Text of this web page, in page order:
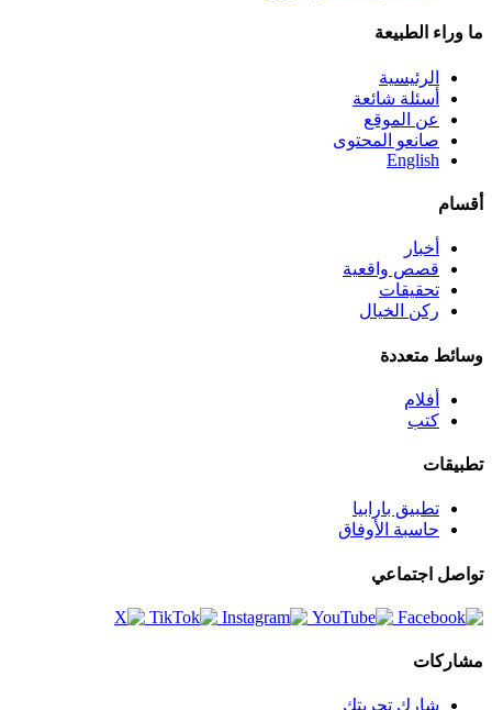
ما وراء الطبيعة
الرئيسية
أسئلة شائعة
عن الموقع
صانعو المحتوى
English
أقسام
أخبار
قصص واقعية
تحقيقات
ركن الخيال
وسائط متعددة
أفلام
كتب
تطبيقات
تطبيق بارابيا
حاسبة الأوفاق
تواصل اجتماعي
مشاركات
شارك تجربتك